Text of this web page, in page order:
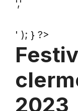
','
' ); } ?>
2023